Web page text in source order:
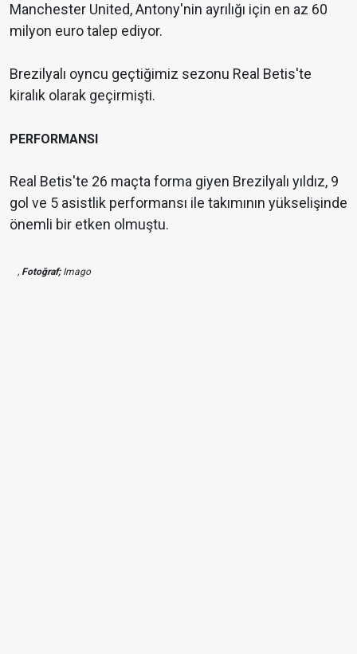
Manchester United, Antony'nin ayrılığı için en az 60
milyon euro talep ediyor.
Brezilyalı oyncu geçtiğimiz sezonu Real Betis'te
kiralık olarak geçirmişti.
PERFORMANSI
Real Betis'te 26 maçta forma giyen Brezilyalı yıldız, 9
gol ve 5 asistlik performansı ile takımının yükselişinde
önemli bir etken olmuştu.
, Fotoğraf;Imago